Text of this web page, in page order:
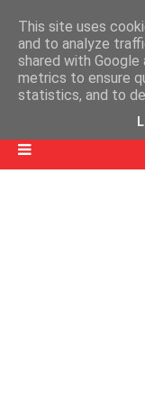
This site uses
and to analyze
shared with
metrics to ensure
statistics, and to